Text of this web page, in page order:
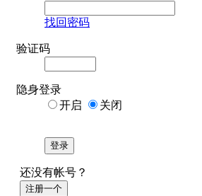
找回密码
验证码
隐身登录
开启
关闭
登录
还没有帐号？
注册一个